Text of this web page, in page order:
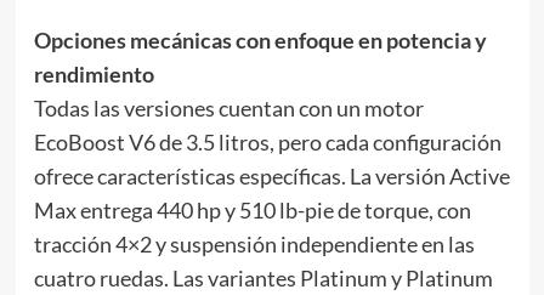
Opciones mecánicas con enfoque en potencia y
rendimiento
Todas las versiones cuentan con un motor
EcoBoost V6 de 3.5 litros, pero cada configuración
ofrece características específicas. La versión Active
Max entrega 440 hp y 510 lb-pie de torque, con
tracción 4×2 y suspensión independiente en las
cuatro ruedas. Las variantes Platinum y Platinum